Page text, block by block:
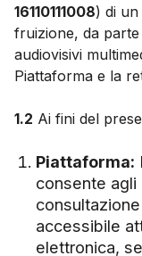
16110111008) di
fruizione, da parte
audiovisivi
Piattaforma e la
1.2 Ai fini del
Piattaforma:
consente agli
accessibile
elettronica,